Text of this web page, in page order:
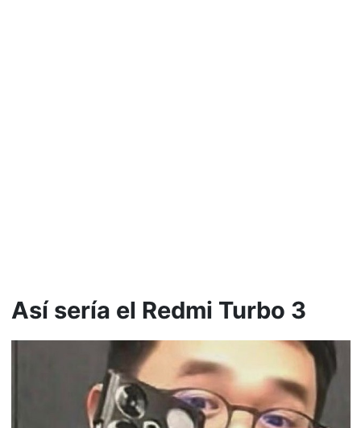
Así sería el Redmi Turbo 3